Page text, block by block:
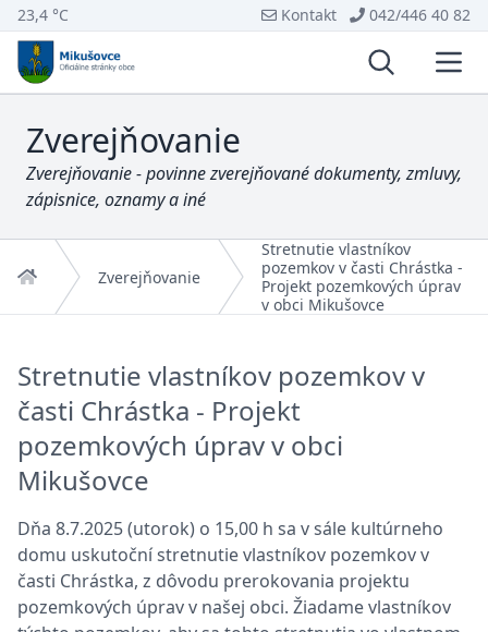
23,4 °C Kontakt 042/446 40 82
Vyhľadávanie
Zverejňovanie
Zverejňovanie - povinne zverejňované dokumenty, zmluvy,
zápisnice, oznamy a iné
Domov Zverejňovanie
Stretnutie vlastníkov
pozemkov v časti Chrástka -
Projekt pozemkových úprav
v obci Mikušovce
Stretnutie vlastníkov pozemkov v
časti Chrástka - Projekt
pozemkových úprav v obci
Mikušovce
Dňa 8.7.2025 (utorok) o 15,00 h sa v sále kultúrneho
domu uskutoční stretnutie vlastníkov pozemkov v
časti Chrástka, z dôvodu prerokovania projektu
pozemkových úprav v našej obci. Žiadame vlastníkov